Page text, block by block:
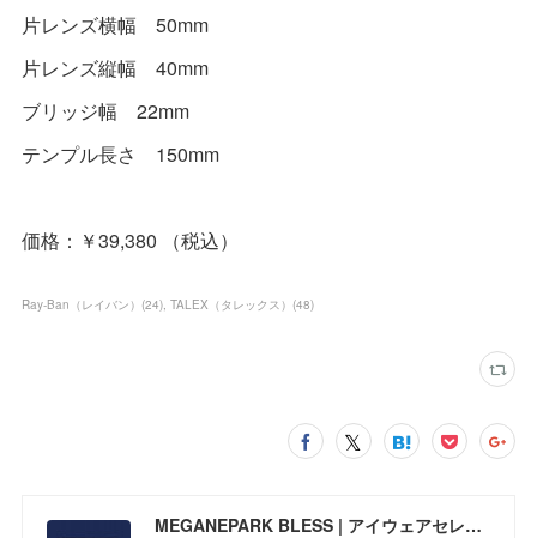
片レンズ横幅 50mm
片レンズ縦幅 40mm
ブリッジ幅 22mm
テンプル長さ 150mm
価格：￥39,380 （税込）
Ray-Ban（レイバン） (24) TALEX（タレックス） (48)
MEGANEPARK BLESS | アイウェアセレクトショップ